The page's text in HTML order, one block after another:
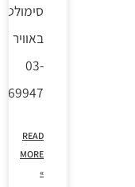
סימולטני
באוויר
03-
7369947
READ
MORE
»